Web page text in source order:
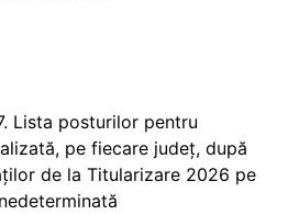
Lista posturilor pentru
pe fiecare județ, după
de la Titularizare 2026 pe